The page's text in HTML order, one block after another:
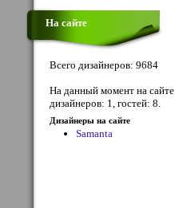
На сайте
Всего дизайнеров: 9684
На данный момент на сайте
дизайнеров: 1, гостей: 8.
Дизайнеры на сайте
Samanta